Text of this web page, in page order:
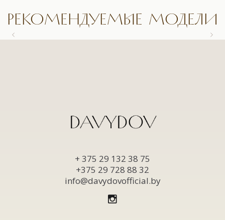
РЕКОМЕНДУЕМЫЕ МОДЕЛИ
9558.1 КОСТЮМ
9558.1 КОСТЮМ
9663 БЛУЗКА
9622.1 КОСТЮМ (3)
+ 375 29 132 38 75
+375 29 728 88 32
info@davydovofficial.by